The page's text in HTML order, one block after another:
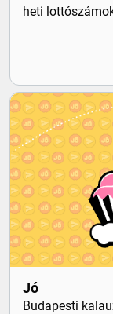
heti
Jó
Budapesti